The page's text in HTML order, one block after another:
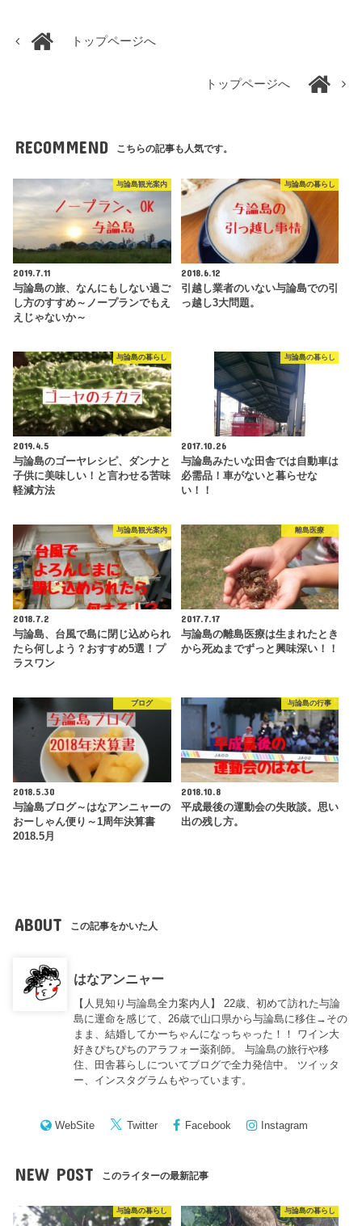
トップページへ
トップページへ
RECOMMEND こちらの記事も人気です。
与論島観光案内
2019.7.11
与論島の旅、なんにもしない過ご
し方のすすめ～ノープランでもえ
えじゃないか～
与論島の暮らし
2018.6.12
引越し業者のいない与論島での引
っ越し3大問題。
与論島の暮らし
2019.4.5
与論島のゴーヤレシピ、ダンナと
子供に美味しい！と言わせる苦味
軽減方法
与論島の暮らし
2017.10.26
与論島みたいな田舎では自動車は
必需品！車がないと暮らせな
い！！
与論島観光案内
2018.7.2
与論島、台風で島に閉じ込められ
たら何しよう？おすすめ5選！プ
ラスワン
離島医療
2017.7.17
与論島の離島医療は生まれたとき
から死ぬまでずっと興味深い！！
ブログ
2018.5.30
与論島ブログ～はなアンニャーの
おーしゃん便り～1周年決算書
2018.5月
与論島の行事
2018.10.8
平成最後の運動会の失敗談。思い
出の残し方。
ABOUT この記事をかいた人
はなアンニャー
【人見知り与論島全力案内人】 22歳、初めて訪れた与論
島に運命を感じて、26歳で山口県から与論島に移住→その
まま、結婚してかーちゃんになっちゃった！！ ワイン大
好きぴちぴちのアラフォー薬剤師。 与論島の旅行や移
住、田舎暮らしについてブログで全力発信中。 ツイッタ
ー、インスタグラムもやっています。
WebSite Twitter Facebook Instagram
NEW POST このライターの最新記事
与論島の暮らし 与論島の暮らし